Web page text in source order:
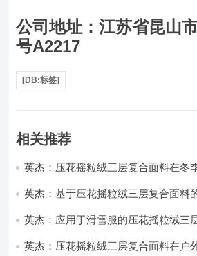
公司地址：江苏省昆山
号A2217
[DB:标签]
相关推荐
英杰：压花摇粒绒三层复合面料在冬
英杰：基于压花摇粒绒三层复合面料
英杰：应用于滑雪服的压花摇粒绒三
英杰：压花摇粒绒三层复合面料在户